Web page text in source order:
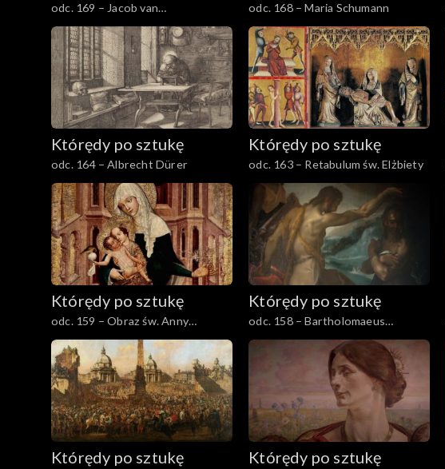
odc. 169 – Jacob van
Swanenburgh
odc. 168 – Maria Schumann
Którędy po sztukę
odc. 164 – Albrecht Dürer
Którędy po sztukę
odc. 163 – Retabulum św. Elżbiety
Którędy po sztukę
odc. 159 – Obraz św. Anny
Samotrzeciej
Którędy po sztukę
odc. 158 – Bartholomaeus
Spranger
Którędy po sztukę Którędy po sztukę